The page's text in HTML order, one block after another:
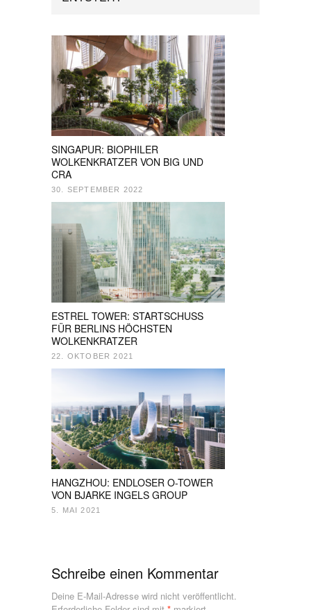
SINGAPUR: BIOPHILER
WOLKENKRATZER VON BIG UND
CRA
30. SEPTEMBER 2022
ESTREL TOWER: STARTSCHUSS
FÜR BERLINS HÖCHSTEN
WOLKENKRATZER
22. OKTOBER 2021
HANGZHOU: ENDLOSER O-TOWER
VON BJARKE INGELS GROUP
5. MAI 2021
Schreibe einen Kommentar
Deine E-Mail-Adresse wird nicht veröffentlicht.